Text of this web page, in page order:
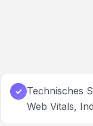
✓ Technisches
Web Vitals,